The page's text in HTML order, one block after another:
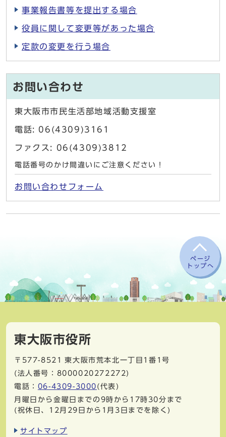
事業報告書等を提出する場合
役員に関して変更等があった場合
定款の変更を行う場合
お問い合わせ
東大阪市市民生活部地域活動支援室
電話: 06(4309)3161
ファクス: 06(4309)3812
電話番号のかけ間違いにご注意ください！
お問い合わせフォーム
ページ
トップへ
東大阪市役所
〒577-8521
東大阪市荒本北一丁目1番1号
(法人番号：8000020272272)
電話： 06-4309-3000 (代表)
月曜日から金曜日までの9時から17時30分まで
(祝休日、12月29日から1月3日までを除く)
サイトマップ